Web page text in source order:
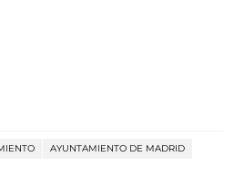
AYUNTAMIENTO DE MADRID